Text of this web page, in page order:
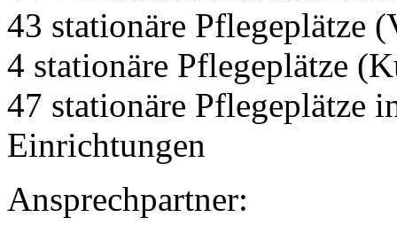
43 stationäre Pflegeplätze
4 stationäre Pflegeplätze
47 stationäre Pflegeplätze
Einrichtungen
Ansprechpartner: